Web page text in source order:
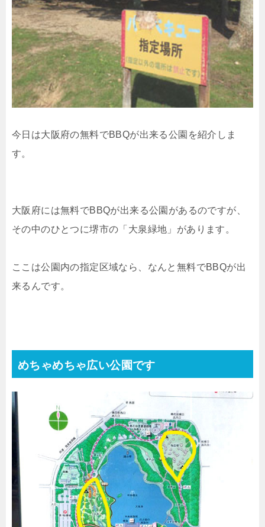
今日は大阪府の無料でBBQが出来る公園を紹介しま
す。
大阪府には無料でBBQが出来る公園があるのですが、
その中のひとつに堺市の「大泉緑地」があります。
ここは公園内の指定区域なら、なんと無料でBBQが出
来るんです。
めちゃめちゃ広い公園です